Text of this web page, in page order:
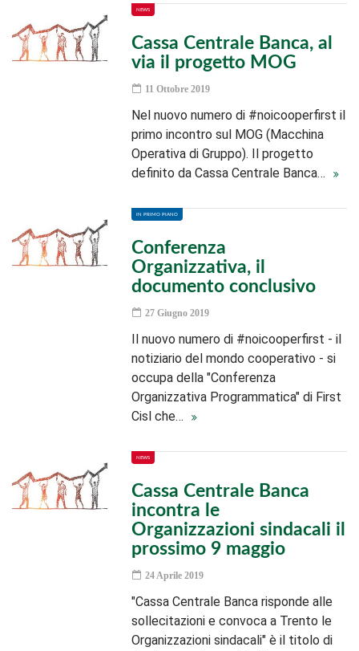
NEWS
Cassa Centrale Banca, al
via il progetto MOG
11 Ottobre 2019
Nel nuovo numero di #noicooperfirst il
primo incontro sul MOG (Macchina
Operativa di Gruppo). Il progetto
definito da Cassa Centrale Banca…
IN PRIMO PIANO
Conferenza
Organizzativa, il
documento conclusivo
27 Giugno 2019
Il nuovo numero di #noicooperfirst - il
notiziario del mondo cooperativo - si
occupa della "Conferenza
Organizzativa Programmatica" di First
Cisl che…
NEWS
Cassa Centrale Banca
incontra le
Organizzazioni sindacali il
prossimo 9 maggio
24 Aprile 2019
"Cassa Centrale Banca risponde alle
sollecitazioni e convoca a Trento le
Organizzazioni sindacali" è il titolo di